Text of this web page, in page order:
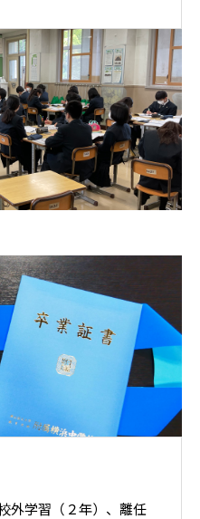
外学習（２年）、離任